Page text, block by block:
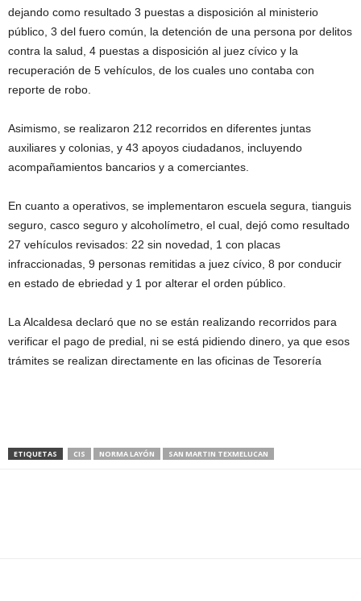
dejando como resultado 3 puestas a disposición al ministerio
público, 3 del fuero común, la detención de una persona por delitos
contra la salud, 4 puestas a disposición al juez cívico y la
recuperación de 5 vehículos, de los cuales uno contaba con
reporte de robo.
Asimismo, se realizaron 212 recorridos en diferentes juntas
auxiliares y colonias, y 43 apoyos ciudadanos, incluyendo
acompañamientos bancarios y a comerciantes.
En cuanto a operativos, se implementaron escuela segura, tianguis
seguro, casco seguro y alcoholímetro, el cual, dejó como resultado
27 vehículos revisados: 22 sin novedad, 1 con placas
infraccionadas, 9 personas remitidas a juez cívico, 8 por conducir
en estado de ebriedad y 1 por alterar el orden público.
La Alcaldesa declaró que no se están realizando recorridos para
verificar el pago de predial, ni se está pidiendo dinero, ya que esos
trámites se realizan directamente en las oficinas de Tesorería
ETIQUETAS CIS NORMA LAYÓN SAN MARTIN TEXMELUCAN